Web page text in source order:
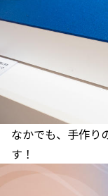
なかでも、手作り
す！